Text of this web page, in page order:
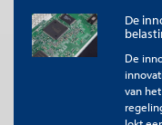
Wetenschappelijke
geïntroduceerd als
denkvermogen de
kunnen verzamelen
capaciteit om in actie
gaan met
De
De
van